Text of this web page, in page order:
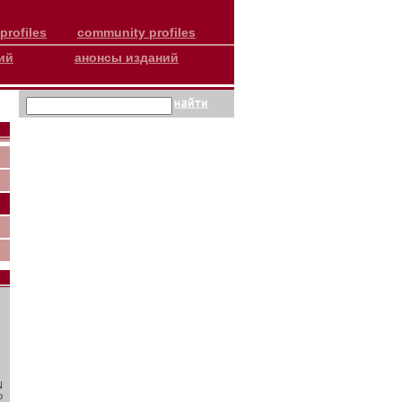
community profiles
анонсы изданий